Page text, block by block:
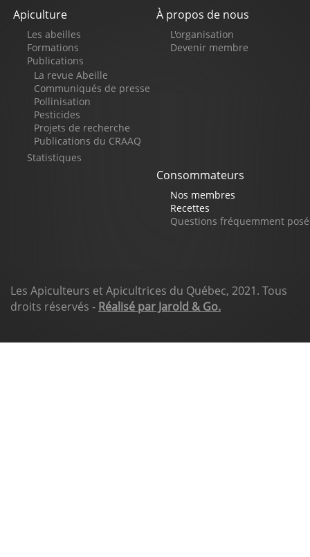
Pied
de
page
À propos de nous
L'organisation
Devenir membre
Apiculture
Les abeilles
Formations
Publications
La revue Abeille
Communiqués de presse
Pollinisation
Pesticides
Projets de recherche
Publications du CRAAQ
Statistiques
Consommateurs
Nos membres
Recettes
Questions fréquemment
Les Apiculteurs et Apicultrices du Québec, 2021. Tous
droits réservés - Réalisé par Jarold & Go.